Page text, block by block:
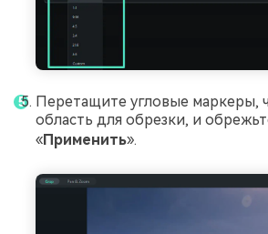
Перетащите угловые маркеры,
область для обрезки, и
«Применить».